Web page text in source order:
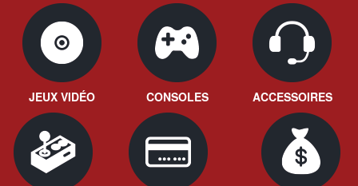
JEUX VIDÉO CONSOLES ACCESSOIRES